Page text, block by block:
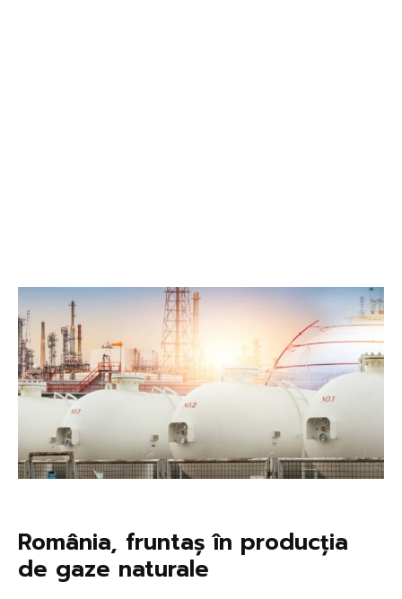
România, fruntaș în producția
de gaze naturale